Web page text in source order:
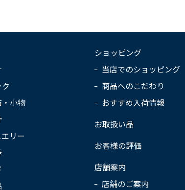
小物
リー
ショッピング
当店でのショッピング
商品へのこだわり
おすすめ入荷情報
お取扱い品
お客様の評価
店舗案内
店舗のご案内